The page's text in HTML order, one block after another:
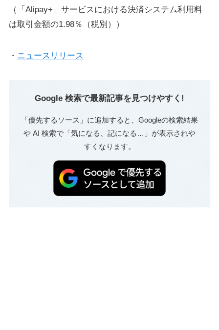
（「Alipay+」サービスにおける決済システム利用料
は取引金額の1.98％（税別））
・ ニュースリリース
Google 検索で最新記事を見つけやすく!
「優先するソース」に追加すると、Googleの検索結果
や AI 検索で「気になる、記になる…」が表示されや
すくなります。